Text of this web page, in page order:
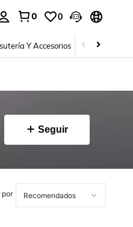
0 0
Y Accesorios Zapatos
Seguir
por